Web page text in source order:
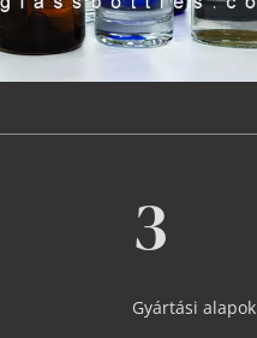
3
Gyártási alapok